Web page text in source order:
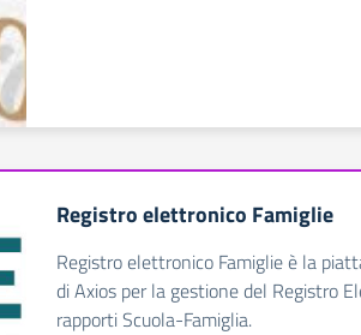
Registro elettronico Famiglie
Registro elettronico Famiglie è la
di Axios per la gestione del Registro
rapporti Scuola-Famiglia.